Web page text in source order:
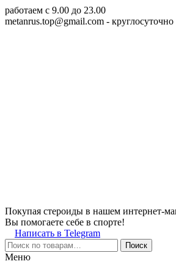
работаем c 9.00 до 23.00
metanrus.top@gmail.com - круглосуточно
Покупая стероиды в нашем интернет-
Вы помогаете себе в спорте!
Написать в Telegram
Поиск
Меню